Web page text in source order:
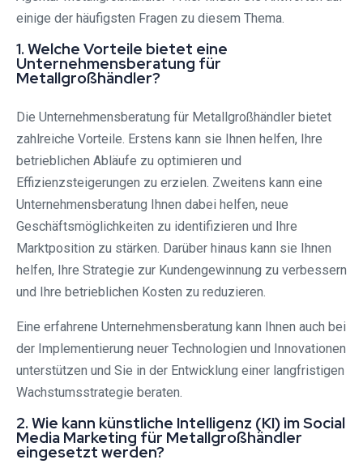
einige der häufigsten Fragen zu diesem Thema.
1. Welche Vorteile bietet eine
Unternehmensberatung für
Metallgroßhändler?
Die Unternehmensberatung für Metallgroßhändler bietet
zahlreiche Vorteile. Erstens kann sie Ihnen helfen, Ihre
betrieblichen Abläufe zu optimieren und
Effizienzsteigerungen zu erzielen. Zweitens kann eine
Unternehmensberatung Ihnen dabei helfen, neue
Geschäftsmöglichkeiten zu identifizieren und Ihre
Marktposition zu stärken. Darüber hinaus kann sie Ihnen
helfen, Ihre Strategie zur Kundengewinnung zu verbessern
und Ihre betrieblichen Kosten zu reduzieren.
Eine erfahrene Unternehmensberatung kann Ihnen auch bei
der Implementierung neuer Technologien und Innovationen
unterstützen und Sie in der Entwicklung einer langfristigen
Wachstumsstrategie beraten.
2. Wie kann künstliche Intelligenz (KI) im Social
Media Marketing für Metallgroßhändler
eingesetzt werden?